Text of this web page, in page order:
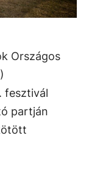
Országos
fesztivál
partján